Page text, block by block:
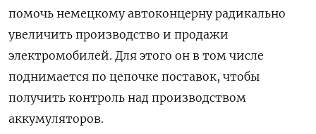
помочь немецкому автоконцерну радикально
увеличить производство и продажи
электромобилей. Для этого он в том числе
поднимается по цепочке поставок, чтобы
получить контроль над производством
аккумуляторов.